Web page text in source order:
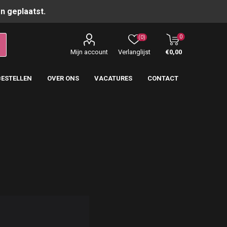
geplaatst.
Mijn account Verlanglijst
(0) 0
€0,00
OVER ONS VACATURES CONTACT